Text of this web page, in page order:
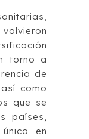
volvieron
torno a
de
como
que se
países,
en